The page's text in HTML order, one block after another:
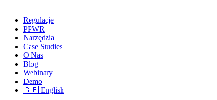
Regulacje
PPWR
Narzędzia
Case Studies
O Nas
Blog
Webinary
Demo
🇬🇧 English